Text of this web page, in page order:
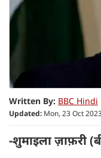
Written By: BBC Hindi
Updated: Mon, 23 Oct
-शुमाइला ज़ाफ़री